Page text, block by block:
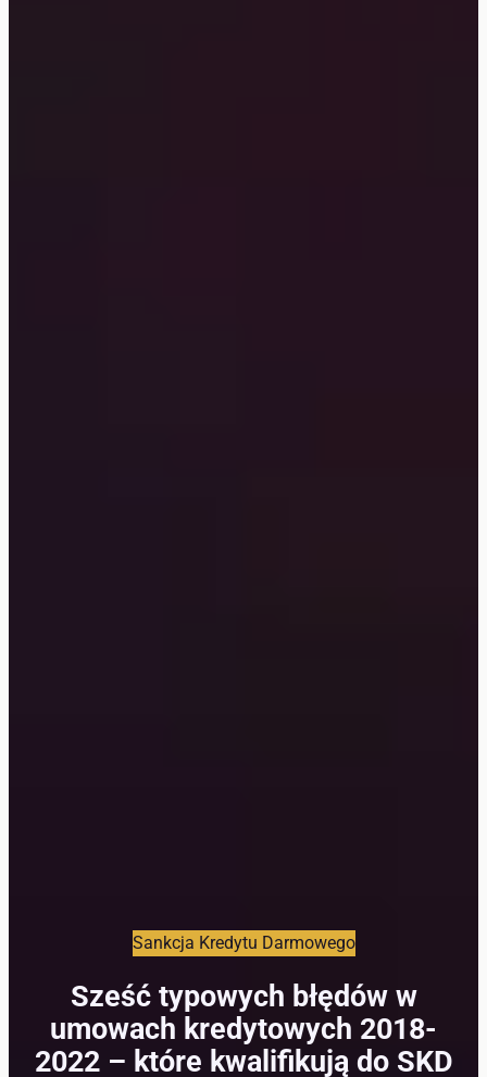
Sankcja Kredytu Darmowego
Sześć typowych błędów w
umowach kredytowych 2018-
2022 – które kwalifikują do SKD